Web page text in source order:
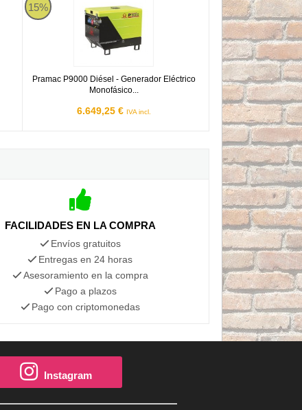
15%
Pramac P9000 Diésel - Generador Eléctrico
Monofásico...
6.649,25 € IVA incl.
FACILIDADES EN LA COMPRA
Envíos gratuitos
Entregas en 24 horas
Asesoramiento en la compra
Pago a plazos
Pago con criptomonedas
Instagram